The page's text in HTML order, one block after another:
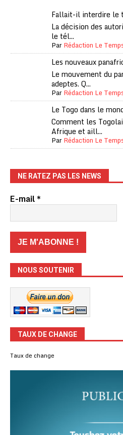
Fallait-il interdire le
La décision des
le tél...
ParRédaction Le
Les nouveaux
Le mouvement du
adeptes. Q...
ParRédaction Le
Le Togo dans le
Comment les
Afrique et aill...
ParRédaction Le
NE RATEZ PAS LES NEWS
E-mail*
NOUS SOUTENIR
TAUX DE CHANGE
Taux de change